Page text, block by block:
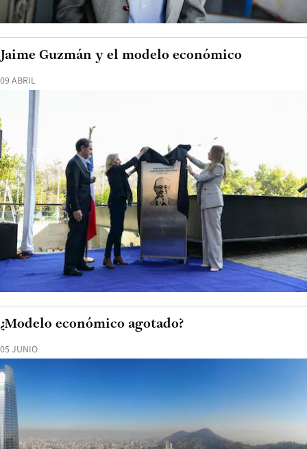
09 ABRIL
Jaime Guzmán y el modelo económico
05 JUNIO
¿Modelo económico agotado?